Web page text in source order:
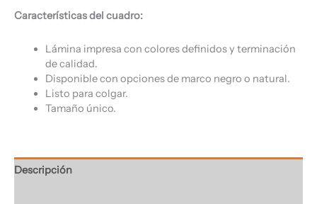
Características del cuadro:
Lámina impresa con colores definidos y terminación
de calidad.
Disponible con opciones de marco negro o natural.
Listo para colgar.
Tamaño único.
Descripción